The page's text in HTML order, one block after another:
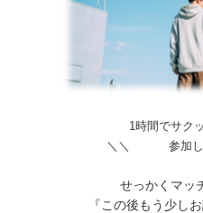
1時間でサク
＼＼ 参加し
せっかくマッ
『この後もう少し